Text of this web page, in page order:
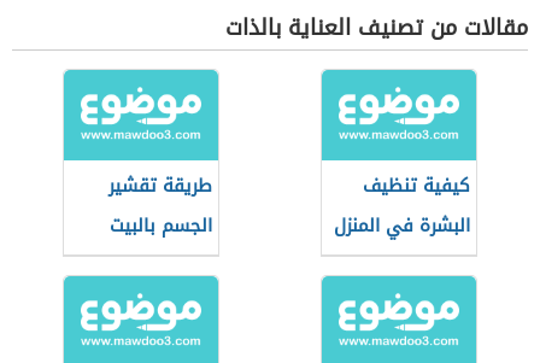
مقالات من تصنيف العناية بالذات
كيفية تنظيف
البشرة في المنزل
طريقة تقشير
الجسم بالبيت